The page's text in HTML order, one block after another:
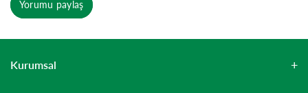
Yorumu paylaş
Kurumsal